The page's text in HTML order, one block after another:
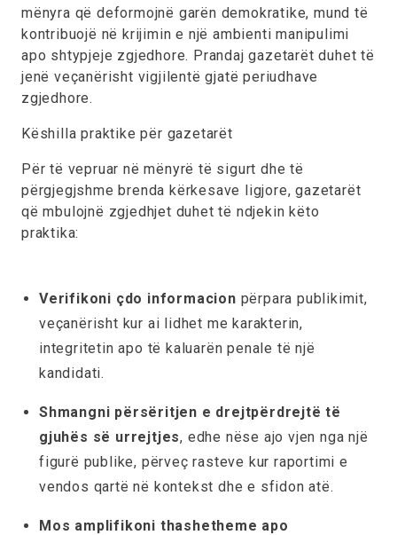
mënyra që deformojnë garën demokratike, mund të
kontribuojë në krijimin e një ambienti manipulimi
apo shtypjeje zgjedhore. Prandaj gazetarët duhet të
jenë veçanërisht vigjilentë gjatë periudhave
zgjedhore.
Këshilla praktike për gazetarët
Për të vepruar në mënyrë të sigurt dhe të
përgjegjshme brenda kërkesave ligjore, gazetarët
që mbulojnë zgjedhjet duhet të ndjekin këto
praktika:
Verifikoni çdo informacion përpara publikimit,
veçanërisht kur ai lidhet me karakterin,
integritetin apo të kaluarën penale të një
kandidati.
Shmangni përsëritjen e drejtpërdrejtë të
gjuhës së urrejtjes, edhe nëse ajo vjen nga një
figurë publike, përveç rasteve kur raportimi e
vendos qartë në kontekst dhe e sfidon atë.
Mos amplifikoni thashetheme apo